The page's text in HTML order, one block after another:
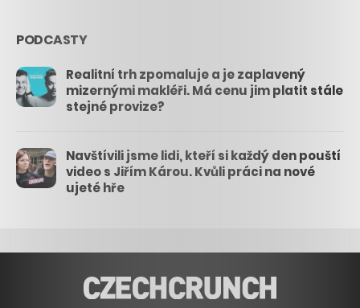
PODCASTY
Realitní trh zpomaluje a je zaplavený
mizernými makléři. Má cenu jim platit stále
stejné provize?
Navštívili jsme lidi, kteří si každý den pouští
video s Jiřím Károu. Kvůli práci na nové
ujeté hře